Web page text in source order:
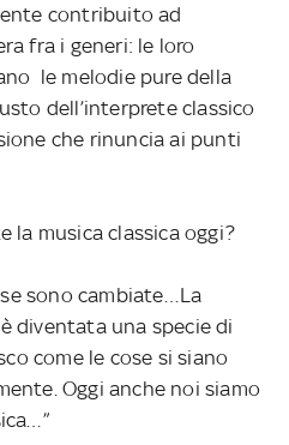
contribuito ad
fra i generi: le loro
le melodie pure della
dell’interprete classico
che rinuncia ai punti
la musica classica oggi?
sono cambiate…La
diventata una specie di
come le cose si siano
Oggi anche noi siamo